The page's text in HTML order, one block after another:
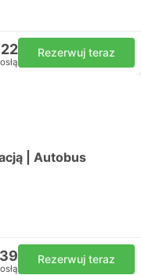
Rezerwuj teraz
| Autobus
Rezerwuj teraz